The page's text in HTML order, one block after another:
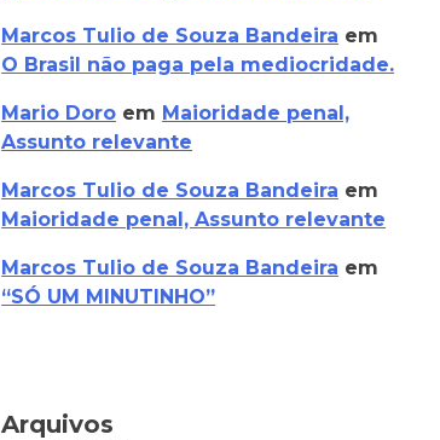
Marcos Tulio de Souza Bandeira em
O Brasil não paga pela mediocridade.
Mario Doro em Maioridade penal,
Assunto relevante
Marcos Tulio de Souza Bandeira em
Maioridade penal, Assunto relevante
Marcos Tulio de Souza Bandeira em
“SÓ UM MINUTINHO”
Arquivos